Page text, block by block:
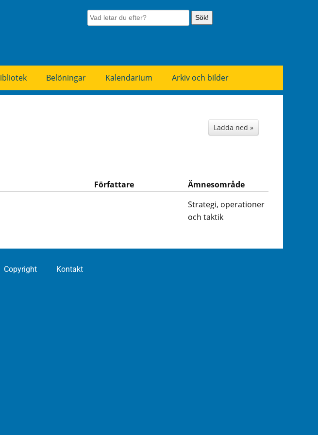
Sök!
Belöningar Kalendarium Arkiv och bilder
Ladda ned »
Författare
Ämnesområde
Strategi, operationer
och taktik
Copyright Kontakt